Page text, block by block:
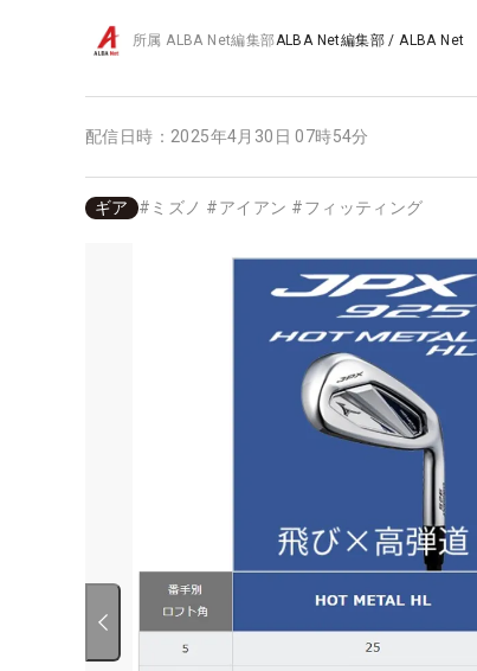
所属ALBA Net編集部ALBA Net編集部 /ALBA Net
配信日時： 2025年4月30日 07時54分
ギア # ミズノ #アイアン #フィッティング